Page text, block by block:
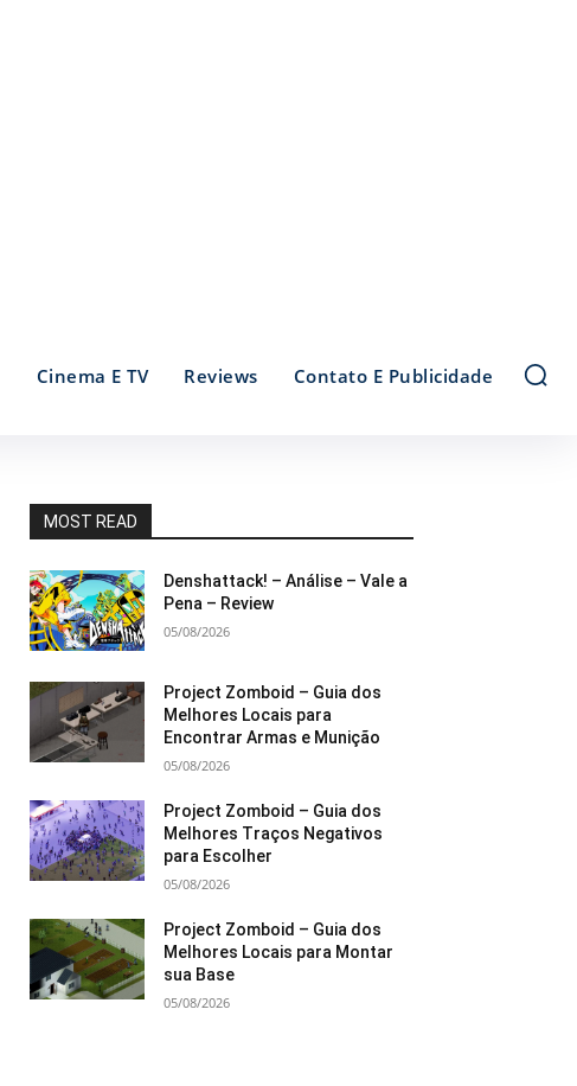
Cinema E TV Reviews Contato E Publicidade
MOST READ
Denshattack! – Análise – Vale a
Pena – Review
05/08/2026
Project Zomboid – Guia dos
Melhores Locais para
Encontrar Armas e Munição
05/08/2026
Project Zomboid – Guia dos
Melhores Traços Negativos
para Escolher
05/08/2026
Project Zomboid – Guia dos
Melhores Locais para Montar
sua Base
05/08/2026